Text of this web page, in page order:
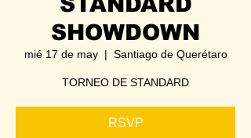
SHOWDOWN
mié 17 de may
  |
Santiago de Querétaro
TORNEO DE STANDARD
RSVP